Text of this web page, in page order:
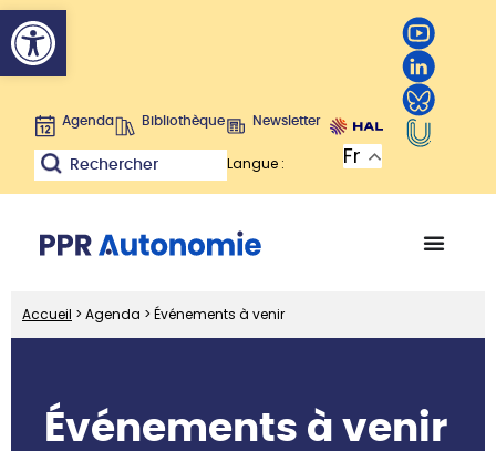
Ouvrir la barre d’outils
Agenda Bibliothèque Newsletter
Rechercher Langue : Fr
Accueil > Agenda > Événements à venir
Événements à venir